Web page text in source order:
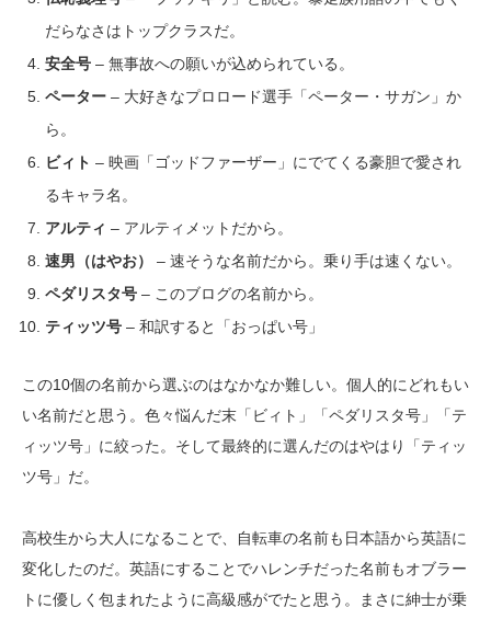
だらなさはトップクラスだ。
安全号 – 無事故への願いが込められている。
ペーター – 大好きなプロロード選手「ペーター・サガン」か
ら。
ビィト – 映画「ゴッドファーザー」にでてくる豪胆で愛され
るキャラ名。
アルティ – アルティメットだから。
速男（はやお）
– 速そうな名前だから。乗り手は速くない。
ペダリスタ号 – このブログの名前から。
ティッツ号 – 和訳すると「おっぱい号」
この10個の名前から選ぶのはなかなか難しい。個人的にどれもい
い名前だと思う。色々悩んだ末「ビィト」「ペダリスタ号」「テ
ィッツ号」に絞った。そして最終的に選んだのはやはり「ティッ
ツ号」だ。
高校生から大人になることで、自転車の名前も日本語から英語に
変化したのだ。英語にすることでハレンチだった名前もオブラー
トに優しく包まれたように高級感がでたと思う。まさに紳士が乗